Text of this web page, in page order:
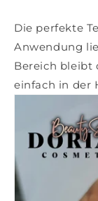
Die perfekte
Anwendung
Bereich bleibt
einfach in der